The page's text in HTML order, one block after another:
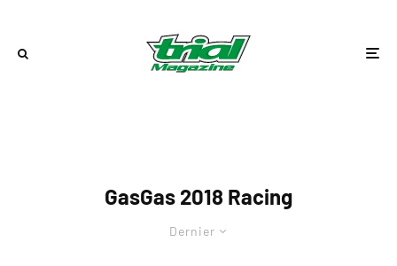
GasGas 2018 Racing
Dernier